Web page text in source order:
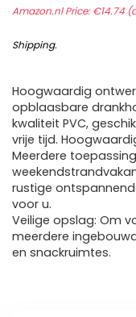
Amazon.nl Price:€14.74
Shipping.
Hoogwaardig
opblaasbare
kwaliteit PVC,
vrije tijd.
Meerdere
rustige
voor u.
Veilige opslag: Om
meerdere
en snackruimtes.